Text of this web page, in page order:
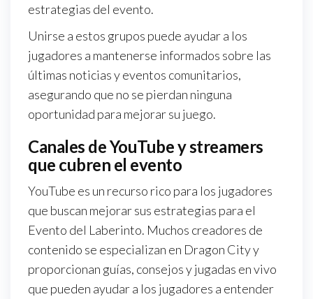
estrategias del evento.
Unirse a estos grupos puede ayudar a los
jugadores a mantenerse informados sobre las
últimas noticias y eventos comunitarios,
asegurando que no se pierdan ninguna
oportunidad para mejorar su juego.
Canales de YouTube y streamers
que cubren el evento
YouTube es un recurso rico para los jugadores
que buscan mejorar sus estrategias para el
Evento del Laberinto. Muchos creadores de
contenido se especializan en Dragon City y
proporcionan guías, consejos y jugadas en vivo
que pueden ayudar a los jugadores a entender